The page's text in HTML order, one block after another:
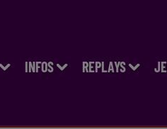
INFOS REPLAYS